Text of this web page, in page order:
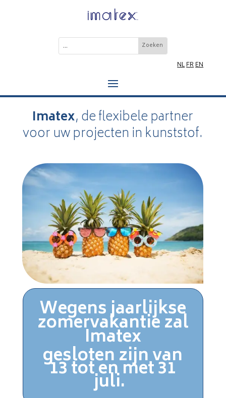
NLFREN
Imatex, de flexibele partner
voor uw projecten in kunststof.
Wegens jaarlijkse
zomervakantie zal
Imatex
gesloten zijn van
13 tot en met 31
juli.